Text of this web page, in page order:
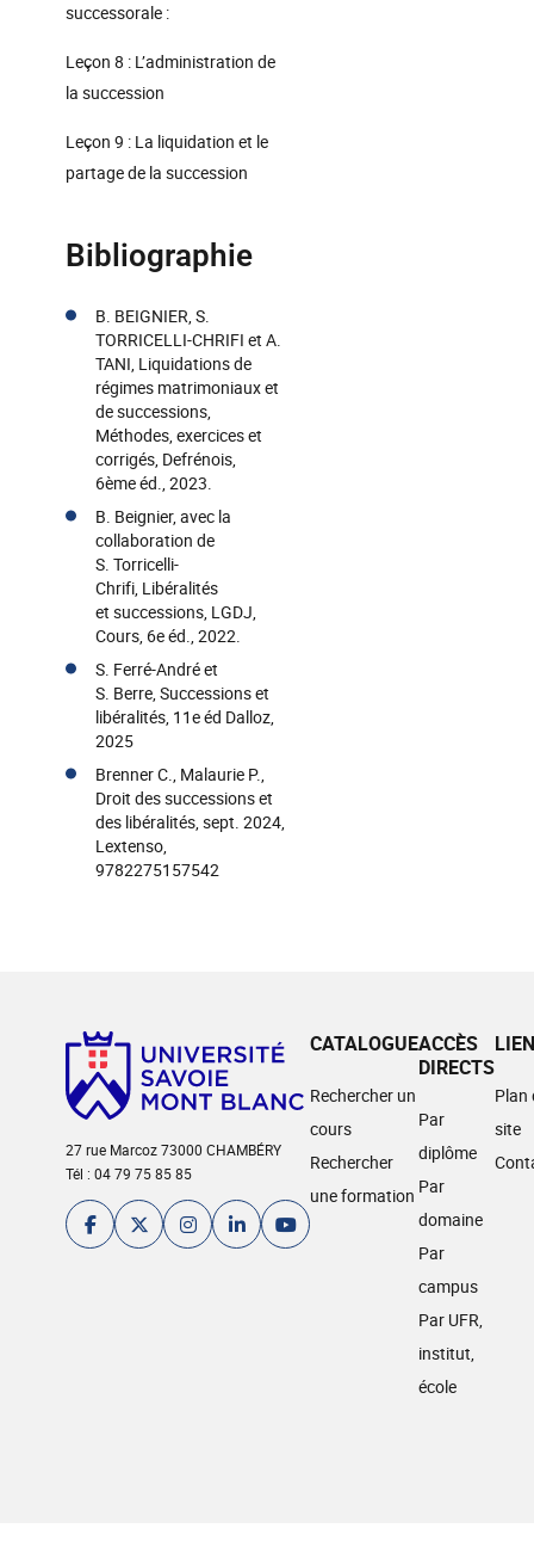
successorale :
Leçon 8 : L’administration de
la succession
Leçon 9 : La liquidation et le
partage de la succession
Bibliographie
B. BEIGNIER, S.
TORRICELLI-CHRIFI et A.
TANI, Liquidations de
régimes matrimoniaux et
de successions,
Méthodes, exercices et
corrigés, Defrénois,
6ème éd., 2023.
B. Beignier, avec la
collaboration de
S. Torricelli-
Chrifi, Libéralités
et successions, LGDJ,
Cours, 6e éd., 2022.
S. Ferré-André et
S. Berre, Successions et
libéralités, 11e éd Dalloz,
2025
Brenner C., Malaurie P.,
Droit des successions et
des libéralités, sept. 2024,
Lextenso,
9782275157542
27 rue Marcoz 73000 CHAMBÉRY
Tél : 04 79 75 85 85
CATALOGUE
Rechercher un
cours
Rechercher
une formation
ACCÈS
DIRECTS
Par
diplôme
Par
domaine
Par
campus
Par UFR,
institut,
école
Plan
site